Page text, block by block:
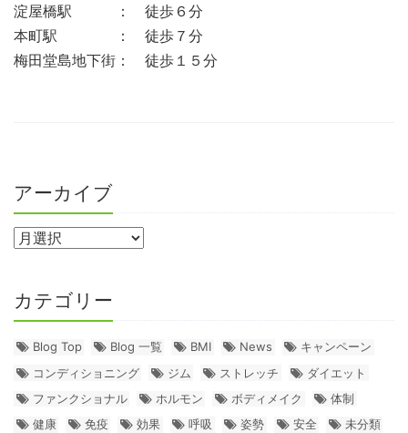
淀屋橋駅 ： 徒歩６分
本町駅 ： 徒歩７分
梅田堂島地下街： 徒歩１５分
アーカイブ
カテゴリー
Blog Top Blog 一覧 BMI News
キャンペーン
コンディショニング
ジム ストレッチ
ダイエット
ファンクショナル
ホルモン ボディメイク
体制
健康
免疫 効果 呼吸 姿勢 安全
未分類